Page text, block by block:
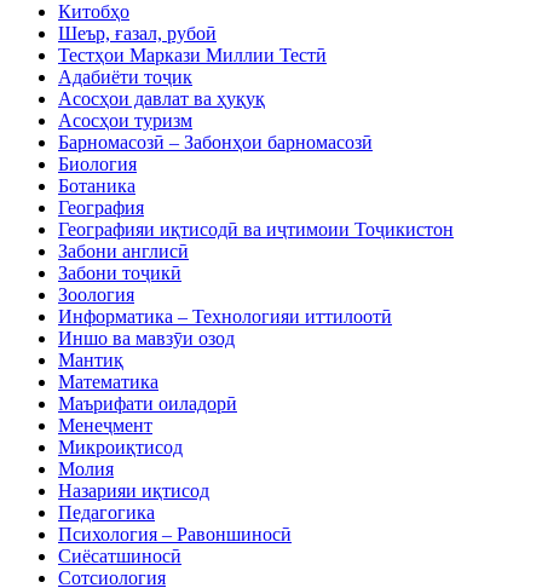
Китобҳо
Шеър, ғазал, рубоӣ
Тестҳои Маркази Миллии Тестӣ
Адабиёти тоҷик
Асосҳои давлат ва ҳуқуқ
Асосҳои туризм
Барномасозӣ – Забонҳои барномасозӣ
Биология
Ботаника
География
Географияи иқтисодӣ ва иҷтимоии Тоҷикистон
Забони англисӣ
Забони тоҷикӣ
Зоология
Информатика – Технологияи иттилоотӣ
Иншо ва мавзӯи озод
Мантиқ
Математика
Маърифати оиладорӣ
Менеҷмент
Микроиқтисод
Молия
Назарияи иқтисод
Педагогика
Психология – Равоншиносӣ
Сиёсатшиносӣ
Сотсиология